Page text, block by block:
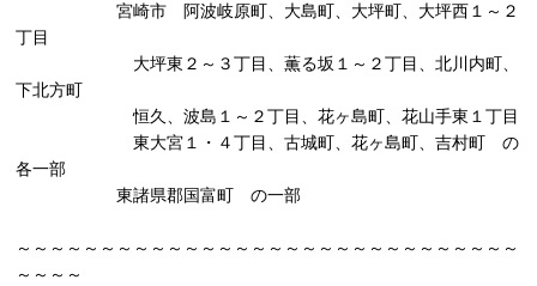
宮崎市 阿波岐原町、大島町、大坪町、大坪西１～２
丁目
大坪東２～３丁目、薫る坂１～２丁目、北川内町、
下北方町
恒久、波島１～２丁目、花ヶ島町、花山手東１丁目
東大宮１・４丁目、古城町、花ヶ島町、吉村町 の
各一部
東諸県郡国富町 の一部
～～～～～～～～～～～～～～～～～～～～～～～～～～～～～～
～～～～